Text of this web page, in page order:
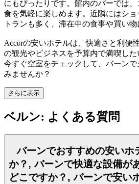
にもぴったりです。館内のバーでは
食を気軽に楽しめます。近隣にはシ
トランも多く、滞在中の食事や買い物
Accorの安いホテルは、快適さと利便
の観光やビジネスを予算内で満喫した
今すぐ空室をチェックして、バーン
みませんか？
さらに表示
ベルン: よくある質問
バーンでおすすめの安いホ
か？, バーンで快適な設備が
どこですか？, バーンで安い